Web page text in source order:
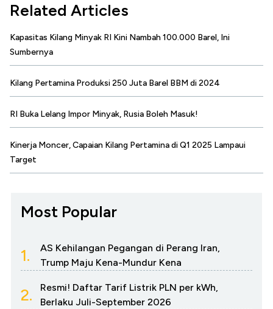
Related Articles
Kapasitas Kilang Minyak RI Kini Nambah 100.000 Barel, Ini
Sumbernya
Kilang Pertamina Produksi 250 Juta Barel BBM di 2024
RI Buka Lelang Impor Minyak, Rusia Boleh Masuk!
Kinerja Moncer, Capaian Kilang Pertamina di Q1 2025 Lampaui
Target
Most Popular
1.
AS Kehilangan Pegangan di Perang Iran,
Trump Maju Kena-Mundur Kena
2.
Resmi! Daftar Tarif Listrik PLN per kWh,
Berlaku Juli-September 2026